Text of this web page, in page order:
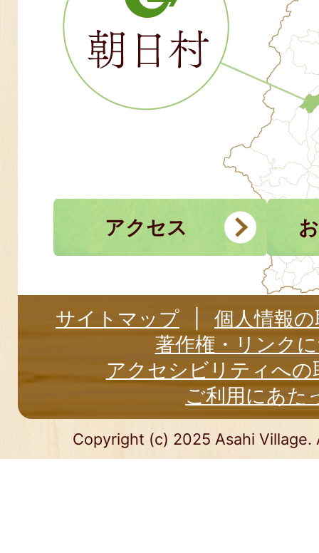
アクセス
サイトマップ
個人情報
著作権・リンク
アクセシビリティへの
ご利用にあた
Copyright (c) 2025 Asahi Village.